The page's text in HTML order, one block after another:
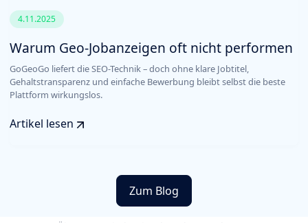
4.11.2025
Warum Geo-Jobanzeigen oft nicht performen
GoGeoGo liefert die SEO-Technik – doch ohne klare Jobtitel,
Gehaltstransparenz und einfache Bewerbung bleibt selbst die beste
Plattform wirkungslos.
Artikel lesen
Zum Blog